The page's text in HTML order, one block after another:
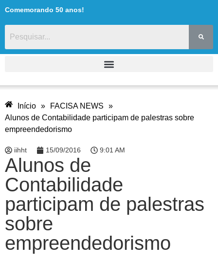
Comemorando 50 anos!
Início » FACISA NEWS
»
Alunos de Contabilidade participam de palestras sobre
empreendedorismo
iihht 15/09/2016 9:01 AM
Alunos de
Contabilidade
participam de palestras
sobre
empreendedorismo